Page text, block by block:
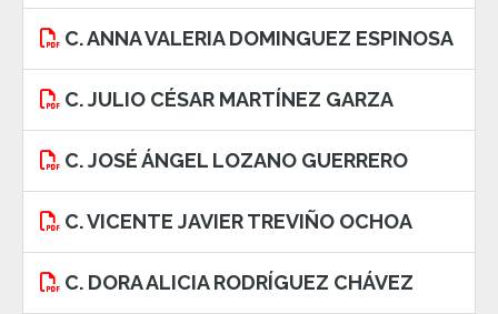
C. ANNA VALERIA DOMINGUEZ ESPINOSA
C. JULIO CÉSAR MARTÍNEZ GARZA
C. JOSÉ ÁNGEL LOZANO GUERRERO
C. VICENTE JAVIER TREVIÑO OCHOA
C. DORA ALICIA RODRÍGUEZ CHÁVEZ